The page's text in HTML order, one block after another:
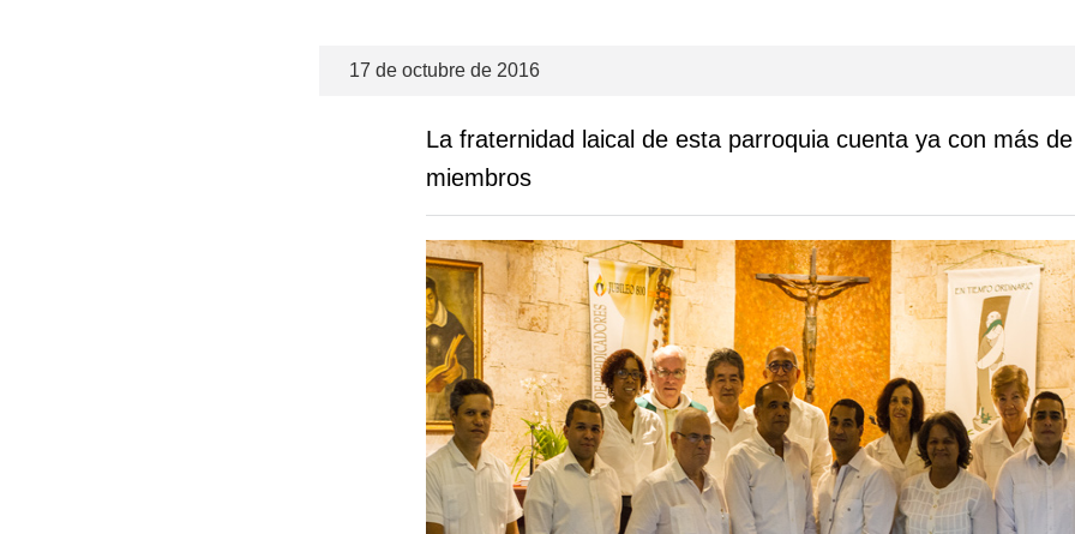
17 de octubre de 2016
La fraternidad laical de esta parroquia cuenta ya con más
miembros